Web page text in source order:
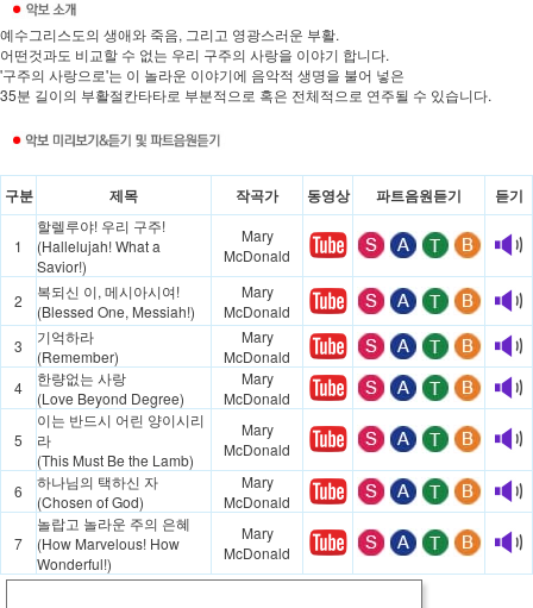
예수그리스도의 생애와 죽음, 그리고 영광스러운 부활.
어떤것과도 비교할 수 없는 우리 구주의 사랑을 이야기 합니다.
'구주의 사랑으로'는 이 놀라운 이야기에 음악적 생명을 불어 넣은
35분 길이의 부활절칸타타로 부분적으로 혹은 전체적으로 연주될 수 있습니다.
구분 제목 작곡가 동영상 파트음원듣기 듣기
1
할렐루야! 우리 구주!
(Hallelujah! What a
Savior!)
Mary
McDonald
2
복되신 이, 메시아시여!
(Blessed One, Messiah!)
Mary
McDonald
3
기억하라
(Remember)
Mary
McDonald
4
한량없는 사랑
(Love Beyond Degree)
Mary
McDonald
5
이는 반드시 어린 양이시리
라
(This Must Be the Lamb)
Mary
McDonald
6
하나님의 택하신 자
(Chosen of God)
Mary
McDonald
7
놀랍고 놀라운 주의 은혜
(How Marvelous! How
Wonderful!)
Mary
McDonald